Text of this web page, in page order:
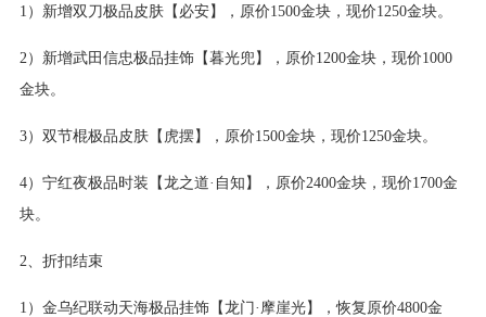
1）新增双刀极品皮肤【必安】，原价1500金块，现价1250金块。
2）新增武田信忠极品挂饰【暮光兜】，原价1200金块，现价1000
金块。
3）双节棍极品皮肤【虎摆】，原价1500金块，现价1250金块。
4）宁红夜极品时装【龙之道·自知】，原价2400金块，现价1700金
块。
2、折扣结束
1）金乌纪联动天海极品挂饰【龙门·摩崖光】，恢复原价4800金